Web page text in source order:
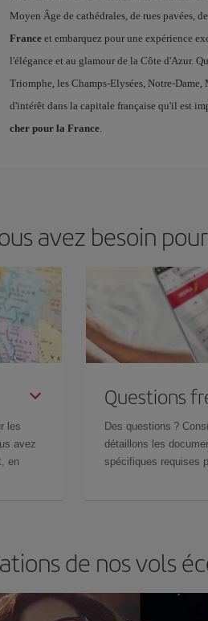
Moyen Âge de cathédrales, de rues pavées,
Franceet embarquez pour une expérience
l'élégance et au glamour de la Côte d'Azur.
Triomphe, les Champs-Elysées, Notre-
d'intérêt dans la capitale française qu'il est
cher pour la France.
avez besoin
les
avez
en
Questions
Des questions ?
détaillons les
spécifiques requises
de nos vols